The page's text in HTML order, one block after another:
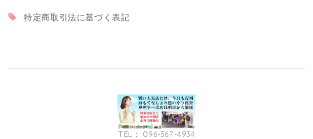
特定商取引法に基づく表記
TEL： 096-367-4934